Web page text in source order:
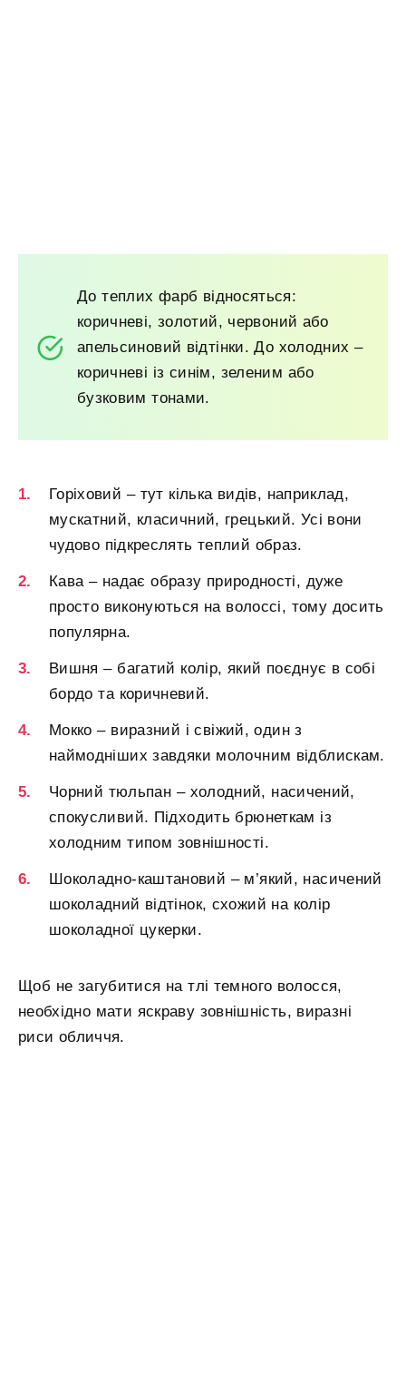
До теплих фарб відносяться:
коричневі, золотий, червоний або
апельсиновий відтінки. До холодних –
коричневі із синім, зеленим або
бузковим тонами.
Горіховий – тут кілька видів, наприклад,
мускатний, класичний, грецький. Усі вони
чудово підкреслять теплий образ.
Кава – надає образу природності, дуже
просто виконуються на волоссі, тому досить
популярна.
Вишня – багатий колір, який поєднує в собі
бордо та коричневий.
Мокко – виразний і свіжий, один з
наймодніших завдяки молочним відблискам.
Чорний тюльпан – холодний, насичений,
спокусливий. Підходить брюнеткам із
холодним типом зовнішності.
Шоколадно-каштановий – м’який, насичений
шоколадний відтінок, схожий на колір
шоколадної цукерки.
Щоб не загубитися на тлі темного волосся,
необхідно мати яскраву зовнішність, виразні
риси обличчя.